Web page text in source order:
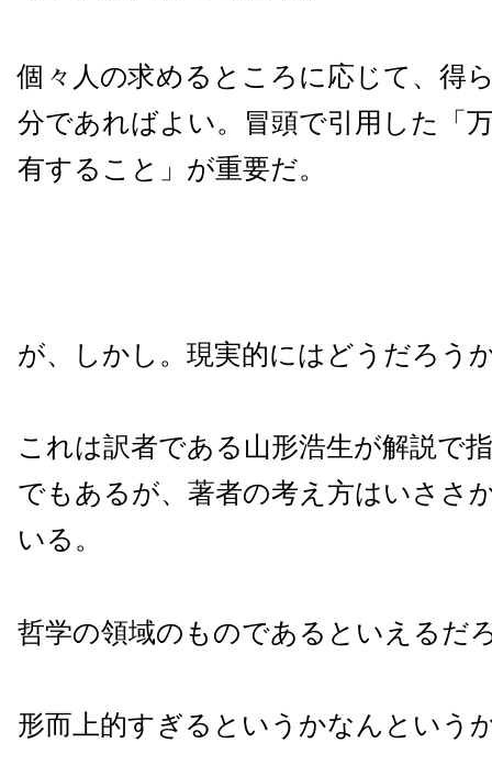
個々人の求めるところに応じて、得
分であればよい。冒頭で引用した「
有すること」が重要だ。
が、しかし。現実的にはどうだろう
これは訳者である山形浩生が解説で
でもあるが、著者の考え方はいささ
いる。
哲学の領域のものであるといえるだ
形而上的すぎるというかなんという